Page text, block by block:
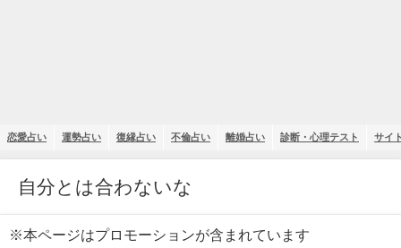
恋愛占い 運勢占い 復縁占い 不倫占い 離婚占い 診断・心理テスト サイ
自分とは合わないな
※本ページはプロモーションが含まれています